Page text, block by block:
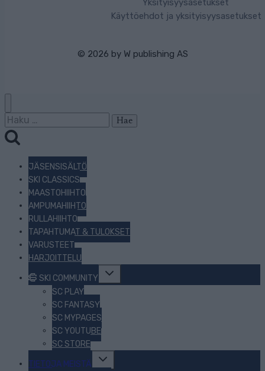
Yksityisyysasetukset
Käyttöehdot ja yksityisyysasetukset
© 2026 by W publishing AS
Haku:
JÄSENSISÄLTÖ
SKI CLASSICS
MAASTOHIIHTO
AMPUMAHIIHTO
RULLAHIIHTO
TAPAHTUMAT & TULOKSET
VARUSTEET
HARJOITTELU
SKI COMMUNITY
Toggle
menu
SC PLAY
SC FANTASY
SC MYPAGES
SC YOUTUBE
SC STORE
TIETOJA MEISTÄ
Toggle